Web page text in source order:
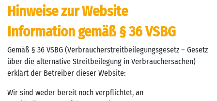
Hinweise zur Website
Information gemäß § 36 VSBG
Gemäß § 36 VSBG (Verbraucherstreitbeilegungsgesetz – Gesetz
über die alternative Streitbeilegung in Verbrauchersachen)
erklärt der Betreiber dieser Website:
Wir sind weder bereit noch verpflichtet, an